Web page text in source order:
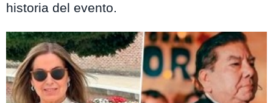
historia del evento.